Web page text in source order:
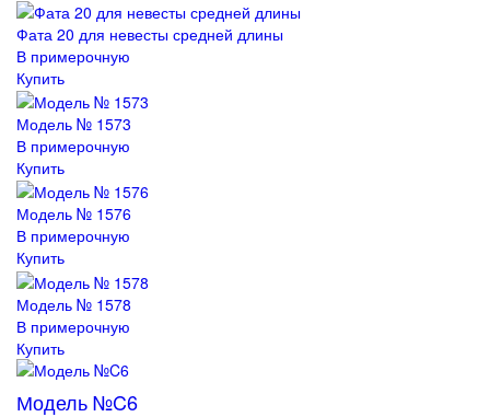
Фата 20 для невесты средней длины
В примерочную
Купить
Модель № 1573
В примерочную
Купить
Модель № 1576
В примерочную
Купить
Модель № 1578
В примерочную
Купить
Модель №C6